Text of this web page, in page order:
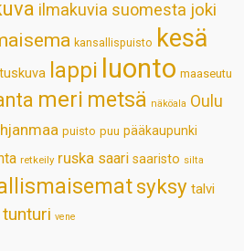
t
ilmakuvia suomesta joki
kansallispuisto kesä
lappi luonto maaseutu
meri metsä näköala Oulu
puisto puu pääkaupunki
retkeily ruska saari saaristo silta
syksy talvi
tunturi vene